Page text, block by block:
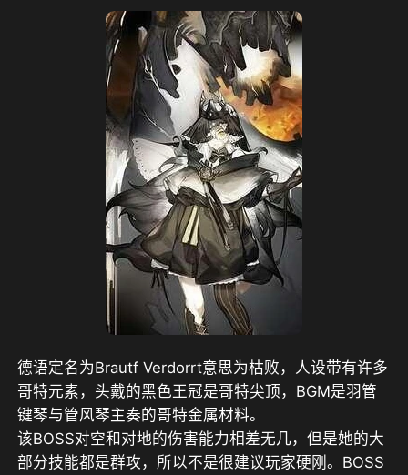
德语定名为Brautf Verdorrt意思为枯败，人设带有许多
哥特元素，头戴的黑色王冠是哥特尖顶，BGM是羽管
键琴与管风琴主奏的哥特金属材料。
该BOSS对空和对地的伤害能力相差无几，但是她的大
部分技能都是群攻，所以不是很建议玩家硬刚。BOSS